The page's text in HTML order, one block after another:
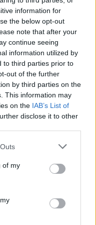
information for
the below opt-out
note that after your
continue seeing
information utilized by
to third parties prior to
out of the further
by third parties on the
This information may
on the IAB’s List of
disclose it to other
of my
sok család számára
településeken
2024-től. Mutatjuk a
Bereg vármegyei
falusi csok 2024-
sok család számára
településeken
a falusi
2024-től: itt a